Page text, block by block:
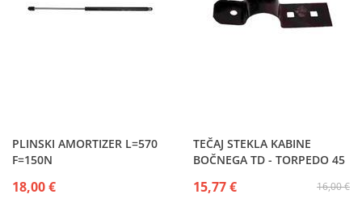
PLINSKI AMORTIZER L=570
F=150N
18,00 €
TEČAJ STEKLA KABINE
BOČNEGA TD - TORPEDO 45
16,00 €
15,77 €